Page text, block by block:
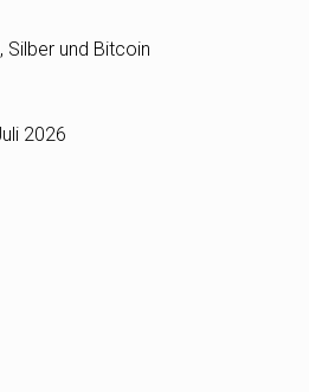
Silber und Bitcoin
2026